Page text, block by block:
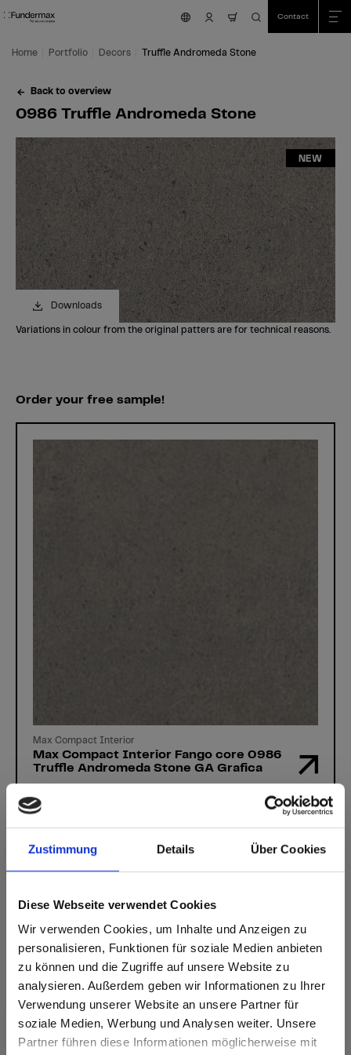
Zustimmung Details Über Cookies
Diese Webseite verwendet Cookies
Wir verwenden Cookies, um Inhalte und Anzeigen zu
personalisieren, Funktionen für soziale Medien anbieten
zu können und die Zugriffe auf unsere Website zu
analysieren. Außerdem geben wir Informationen zu Ihrer
Verwendung unserer Website an unsere Partner für
soziale Medien, Werbung und Analysen weiter. Unsere
Partner führen diese Informationen möglicherweise mit
Skip to main content
Skip to table of contents
Skip to main menu
nav.cart.item.count
Contact
Home Portfolio Decors Truffle Andromeda Stone
Back to overview
0986 Truffle Andromeda Stone
Downloads
NEW
Variations in colour from the original patters are for technical reasons.
Order your free sample!
Max Compact Interior
Max Compact Interior Fango core 0986
Truffle Andromeda Stone GA Grafica
Our experts will be happy to help you!
Contact form